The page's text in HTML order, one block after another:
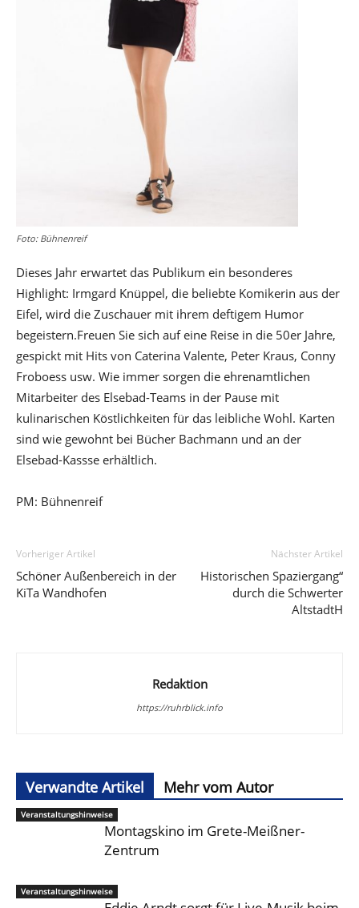
Foto: Bühnenreif
Dieses Jahr erwartet das Publikum ein besonderes
Highlight: Irmgard Knüppel, die beliebte Komikerin aus der
Eifel, wird die Zuschauer mit ihrem deftigem Humor
begeistern.Freuen Sie sich auf eine Reise in die 50er Jahre,
gespickt mit Hits von Caterina Valente, Peter Kraus, Conny
Froboess usw. Wie immer sorgen die ehrenamtlichen
Mitarbeiter des Elsebad-Teams in der Pause mit
kulinarischen Köstlichkeiten für das leibliche Wohl. Karten
sind wie gewohnt bei Bücher Bachmann und an der
Elsebad-Kassse erhältlich.
PM: Bühnenreif
Vorheriger Artikel
Schöner Außenbereich in der
KiTa Wandhofen
Nächster Artikel
Historischen Spaziergang“
durch die Schwerter
AltstadtH
Redaktion
https://ruhrblick.info
Verwandte Artikel Mehr vom Autor
Veranstaltungshinweise
Montagskino im Grete-Meißner-
Zentrum
Veranstaltungshinweise